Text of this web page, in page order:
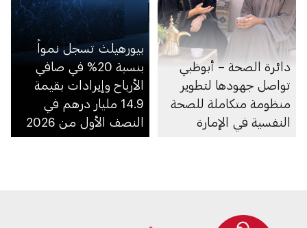
دائرة الصحة – أبوظبي
تواصل جهودها لتطوير
منظومة متكاملة للصحة
النفسية في الإمارة
بيورهيلث تسجل نمواً
بنسبة 20% في صافي
الأرباح وإيرادات بقيمة
14.9 مليار درهم في
النصف الأول من 2026